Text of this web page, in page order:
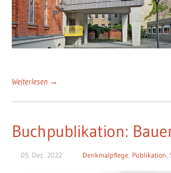
Weiterlesen →
Buchpublikation:
05. Dez.. 2022 Denkmalpflege, Publikation,